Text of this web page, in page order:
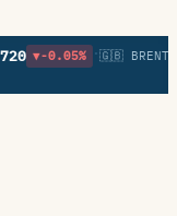
▼-0.05% •🇬🇧 BRENT